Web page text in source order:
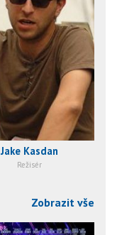
Jake Kasdan
Režisér
Zobrazit vše